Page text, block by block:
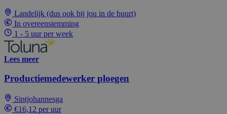
Landelijk (dus ook bij jou in de buurt)
In overeenstemming
1 - 5 uur per week
Lees meer
Productiemedewerker ploegen
Sintjohannesga
€16,12 per uur